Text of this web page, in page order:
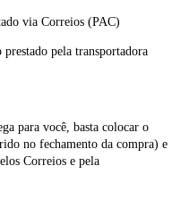
via Correios (PAC)
pela transportadora
para você, basta colocar o
no fechamento da compra) e
Correios e pela